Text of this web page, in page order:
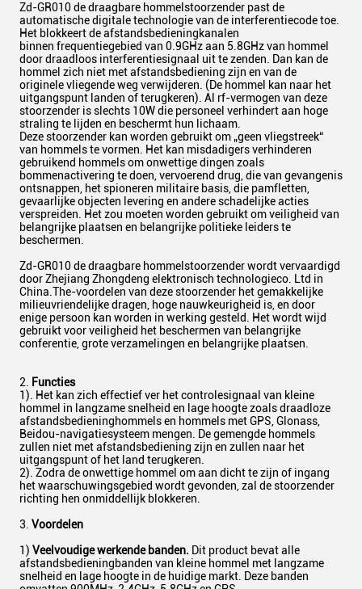
Zd-GR010 de draagbare hommelstoorzender past de
automatische digitale technologie van de interferentiecode toe.
Het blokkeert de afstandsbedieningkanalen
binnen frequentiegebied van 0.9GHz aan 5.8GHz van hommel
door draadloos interferentiesignaal uit te zenden. Dan kan de
hommel zich niet met afstandsbediening zijn en van de
originele vliegende weg verwijderen. (De hommel kan naar het
uitgangspunt landen of terugkeren). Al rf-vermogen van deze
stoorzender is slechts 10W die personeel verhindert aan hoge
straling te lijden en beschermt hun lichaam.
Deze stoorzender kan worden gebruikt om „geen vliegstreek“
van hommels te vormen. Het kan misdadigers verhinderen
gebruikend hommels om onwettige dingen zoals
bommenactivering te doen, vervoerend drug, die van gevangenis
ontsnappen, het spioneren militaire basis, die pamfletten,
gevaarlijke objecten levering en andere schadelijke acties
verspreiden. Het zou moeten worden gebruikt om veiligheid van
belangrijke plaatsen en belangrijke politieke leiders te
beschermen.
Zd-GR010 de draagbare hommelstoorzender wordt vervaardigd
door Zhejiang Zhongdeng elektronisch technologieco. Ltd in
China.The-voordelen van deze stoorzender het gemakkelijke
milieuvriendelijke dragen, hoge nauwkeurigheid is, en door
enige persoon kan worden in werking gesteld. Het wordt wijd
gebruikt voor veiligheid het beschermen van belangrijke
conferentie, grote verzamelingen en belangrijke plaatsen.
2. Functies
1). Het kan zich effectief ver het controlesignaal van kleine
hommel in langzame snelheid en lage hoogte zoals draadloze
afstandsbedieninghommels en hommels met GPS, Glonass,
Beidou-navigatiesysteem mengen. De gemengde hommels
zullen niet met afstandsbediening zijn en zullen naar het
uitgangspunt of het land terugkeren.
2). Zodra de onwettige hommel om aan dicht te zijn of ingang
het waarschuwingsgebied wordt gevonden, zal de stoorzender
richting hen onmiddellijk blokkeren.
3. Voordelen
1) Veelvoudige werkende banden. Dit product bevat alle
afstandsbedieningbanden van kleine hommel met langzame
snelheid en lage hoogte in de huidige markt. Deze banden